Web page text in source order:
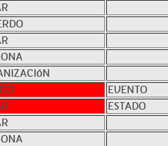
EVENTO
ESTADO